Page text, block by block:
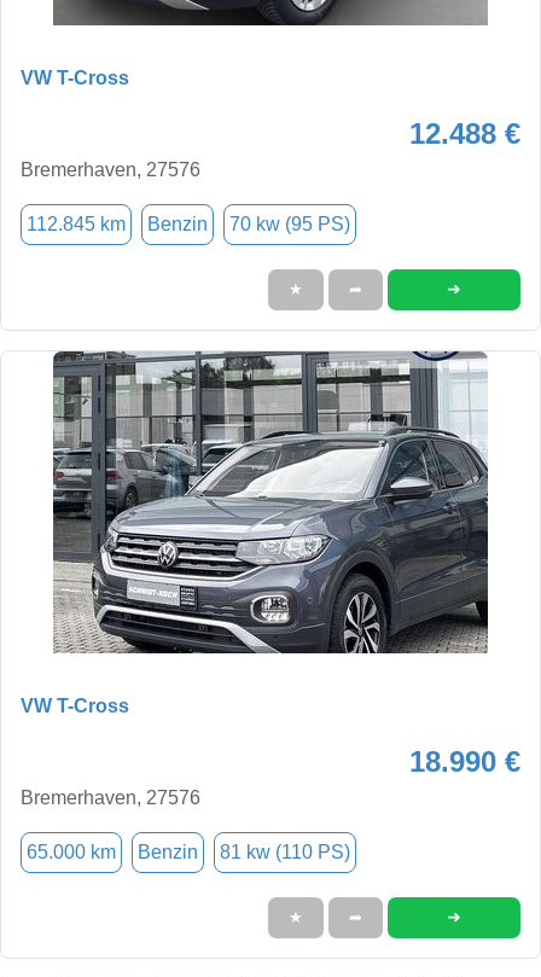
VW T-Cross
12.488 €
Bremerhaven, 27576
112.845 km Benzin 70 kw (95 PS)
★ ➦ ➜
VW T-Cross
18.990 €
Bremerhaven, 27576
65.000 km Benzin 81 kw (110 PS)
★ ➦ ➜